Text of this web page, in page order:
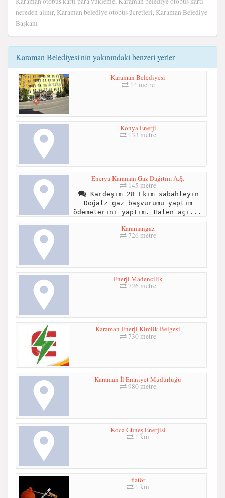
nereden alınır, Karaman belediye otobüs ücretleri, Karaman Belediye
Başkanı
Karaman Belediyesi'nin yakınındaki benzeri yerler
Karaman Belediyesi
14 metre
Konya Enerji
133 metre
Enerya Karaman Gaz Dağıtım A.Ş.
145 metre
Kardeşim 28 Ekim sabahleyin
Doğalz gaz başvurumu yaptım
ödemelerini yaptım. Halen açı...
Karamangaz
726 metre
Enerji Madencilik
726 metre
Karaman Enerji Kimlik Belgesi
730 metre
Karaman İl Emniyet Müdürlüğü
980 metre
Koca Güneş Enerjisi
1 km
flatör
1 km